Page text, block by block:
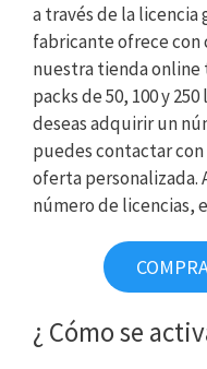
a través de la
fabricante ofrece con
nuestra tienda
packs de 50, 100 y
deseas adquirir un
puedes contactar
oferta personalizada.
número de licencias,
¿ Cómo se